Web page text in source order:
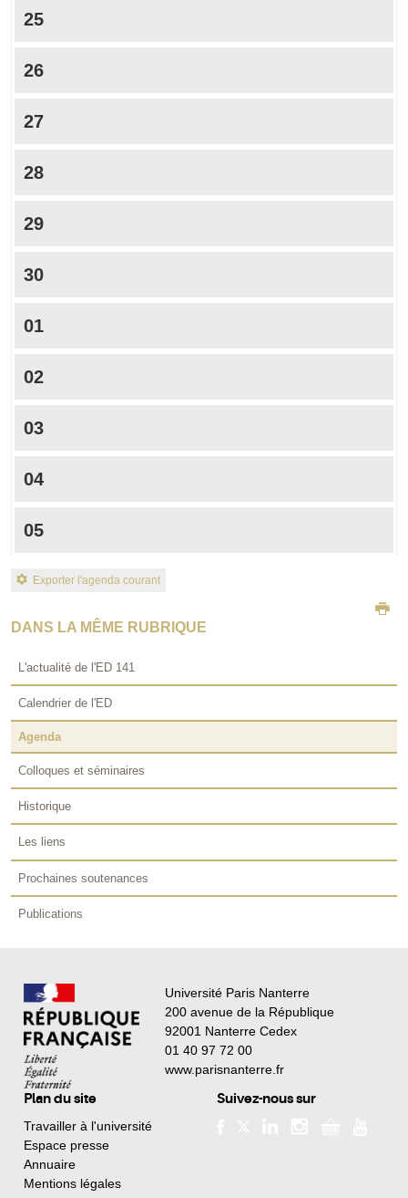
25
26
27
28
29
30
01
02
03
04
05
Exporter l'agenda courant
DANS LA MÊME RUBRIQUE
L'actualité de l'ED 141
Calendrier de l'ED
Agenda
Colloques et séminaires
Historique
Les liens
Prochaines soutenances
Publications
Université Paris Nanterre
200 avenue de la République
92001 Nanterre Cedex
01 40 97 72 00
www.parisnanterre.fr
Plan du site
Travailler à l'université
Espace presse
Annuaire
Mentions légales
Suivez-nous sur